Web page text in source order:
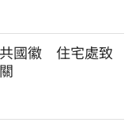
國徽　住宅處致